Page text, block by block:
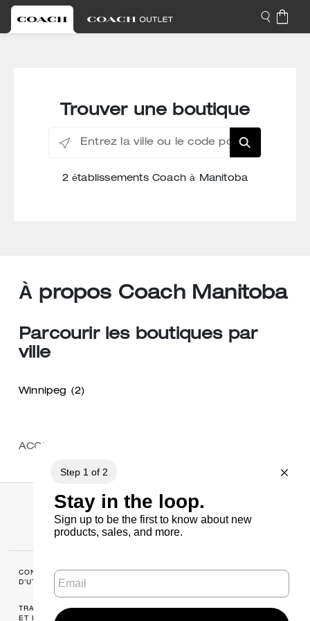
Trouver une boutique
Entrez la ville ou le code postal
2 établissements Coach à Manitoba
À propos Coach Manitoba
Parcourir les boutiques par
ville
Winnipeg (2)
ACCUEIL
CONDITIONS
D’UTILISATION
MANAGE COOKIES
TRANSPARENCE (CANADA)
ET LOI BRITANNIQUE SUR
POLITIQUE DE